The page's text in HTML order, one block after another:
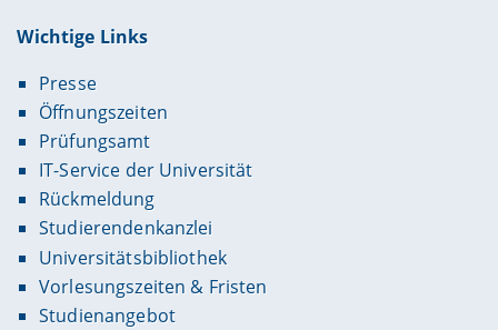
Wichtige Links
Presse
Öffnungszeiten
Prüfungsamt
IT-Service der Universität
Rückmeldung
Studierendenkanzlei
Universitätsbibliothek
Vorlesungszeiten & Fristen
Studienangebot